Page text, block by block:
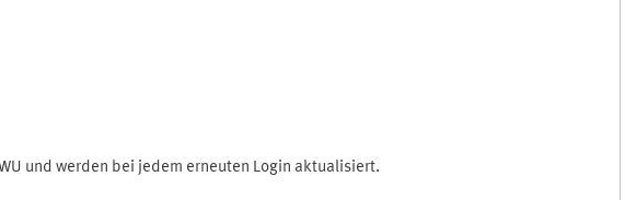
und werden bei jedem erneuten Login aktualisiert.